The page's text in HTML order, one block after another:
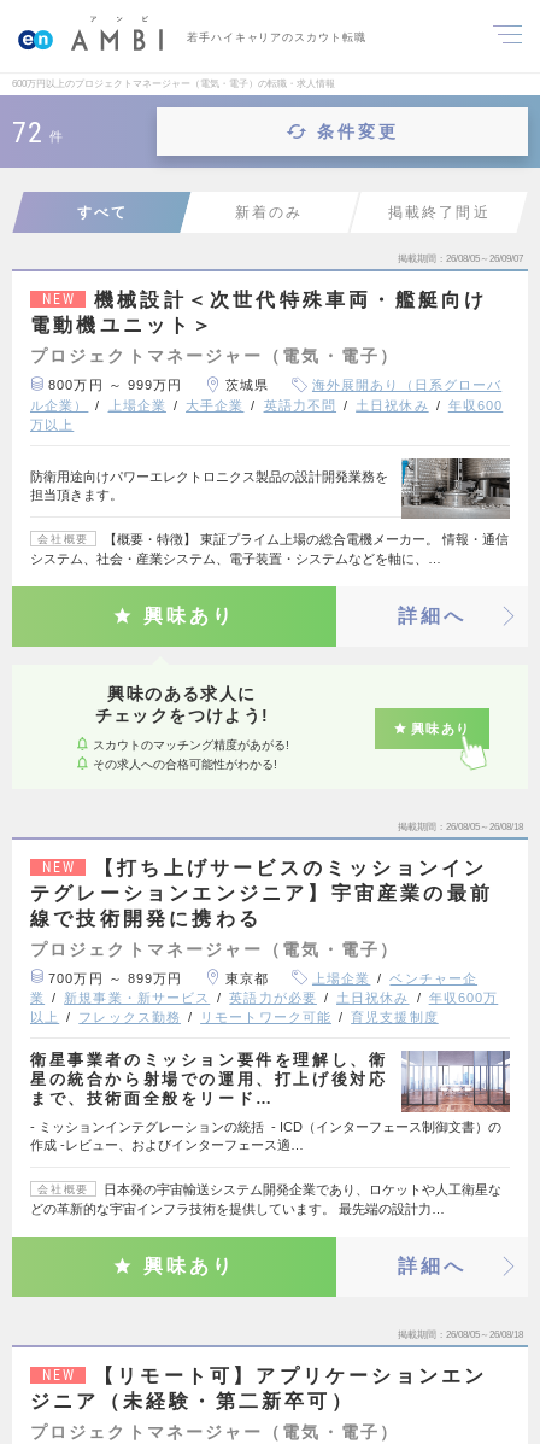
若手ハイキャリアのスカウト転職
600万円以上のプロジェクトマネージャー（電気・電子）の転職・求人情報
72 件 条件変更
すべて 新着のみ 掲載終了間近
掲載期間 26/08/05～26/09/07
NEW
機械設計＜次世代特殊車両・艦艇向け
電動機ユニット＞
プロジェクトマネージャー（電気・電子）
800万円 ～ 999万円 茨城県
海外展開あり（日系グローバ
ル企業）
上場企業 大手企業 英語力不問 土日祝休み
年収600
万以上
防衛用途向けパワーエレクトロニクス製品の設計開発業務を
担当頂きます。
会社概要
【概要・特徴】 東証プライム上場の総合電機メーカー。 情報・通信
システム、社会・産業システム、電子装置・システムなどを軸に、…
興味あり 詳細へ
興味のある求人に
チェックをつけよう!
スカウトのマッチング精度があがる!
その求人への合格可能性がわかる!
興味あり
掲載期間 26/08/05～26/08/18
NEW
【打ち上げサービスのミッションイン
テグレーションエンジニア】宇宙産業の最前
線で技術開発に携わる
プロジェクトマネージャー（電気・電子）
700万円 ～ 899万円 東京都 上場企業
ベンチャー企
業
新規事業・新サービス 英語力が必要 土日祝休み
年収600万
以上
フレックス勤務 リモートワーク可能 育児支援制度
衛星事業者のミッション要件を理解し、衛
星の統合から射場での運用、打上げ後対応
まで、技術面全般をリード…
- ミッションインテグレーションの統括 - ICD（インターフェース制御文書）の
作成 -レビュー、およびインターフェース適…
会社概要
日本発の宇宙輸送システム開発企業であり、ロケットや人工衛星な
どの革新的な宇宙インフラ技術を提供しています。 最先端の設計力…
興味あり 詳細へ
掲載期間 26/08/05～26/08/18
NEW
【リモート可】アプリケーションエン
ジニア（未経験・第二新卒可）
プロジェクトマネージャー（電気・電子）